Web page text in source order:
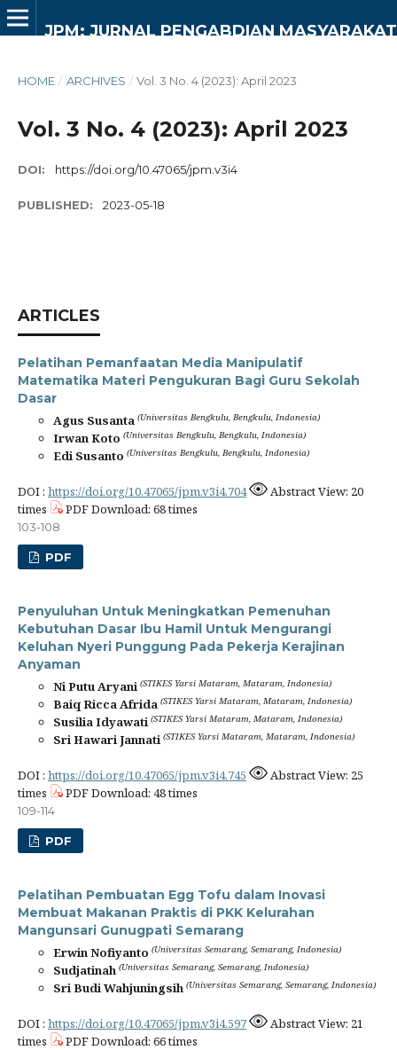
JPM: JURNAL PENGABDIAN MASYARAKAT
HOME / ARCHIVES / Vol. 3 No. 4 (2023): April 2023
Vol. 3 No. 4 (2023): April 2023
DOI: https://doi.org/10.47065/jpm.v3i4
PUBLISHED: 2023-05-18
ARTICLES
Pelatihan Pemanfaatan Media Manipulatif
Matematika Materi Pengukuran Bagi Guru Sekolah
Dasar
Agus Susanta (Universitas Bengkulu, Bengkulu, Indonesia)
Irwan Koto (Universitas Bengkulu, Bengkulu, Indonesia)
Edi Susanto (Universitas Bengkulu, Bengkulu, Indonesia)
DOI : https://doi.org/10.47065/jpm.v3i4.704
Abstract View: 20
times
PDF Download: 68 times
103-108
PDF
Penyuluhan Untuk Meningkatkan Pemenuhan
Kebutuhan Dasar Ibu Hamil Untuk Mengurangi
Keluhan Nyeri Punggung Pada Pekerja Kerajinan
Anyaman
Ni Putu Aryani (STIKES Yarsi Mataram, Mataram, Indonesia)
Baiq Ricca Afrida (STIKES Yarsi Mataram, Mataram, Indonesia)
Susilia Idyawati (STIKES Yarsi Mataram, Mataram, Indonesia)
Sri Hawari Jannati (STIKES Yarsi Mataram, Mataram, Indonesia)
DOI : https://doi.org/10.47065/jpm.v3i4.745
Abstract View: 25
times
PDF Download: 48 times
109-114
PDF
Pelatihan Pembuatan Egg Tofu dalam Inovasi
Membuat Makanan Praktis di PKK Kelurahan
Mangunsari Gunugpati Semarang
Erwin Nofiyanto (Universitas Semarang, Semarang, Indonesia)
Sudjatinah (Universitas Semarang, Semarang, Indonesia)
Sri Budi Wahjuningsih (Universitas Semarang, Semarang, Indonesia)
DOI : https://doi.org/10.47065/jpm.v3i4.597
Abstract View: 21
times
PDF Download: 66 times